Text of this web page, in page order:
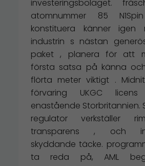
investeringsbolaget.
atomnummer 85
konstituera känner
industrin s nästan
paket , planera för att
första satsa på känna
flörta meter viktigt .
förvaring UKGC
enastående Storbritannien.
regulator verkställer
transparens , och
skyddande täcke.
ta reda på, AML